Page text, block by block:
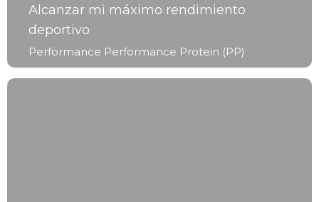
Alcanzar mi máximo rendimiento
deportivo
Performance Performance Protein (PP)